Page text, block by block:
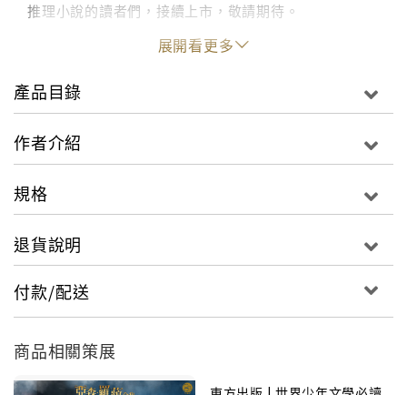
推理小說的讀者們，接續上市，敬請期待。
亞森‧羅蘋是盜賊，也是紳士；風流倜儻卻不輕易被情感
束縛；從不運用武器，卻能完成一樁又一樁的驚奇冒
險；既能體貼弱小，又能嚴懲權貴；能劫富濟貧，也能
新的插圖版型、文字敘述，賦予這些傳奇故事更飛揚的
如同英國人都孰知福爾摩斯一樣，所有的法國人都知道
亞森•羅蘋。他足智多謀、沉著冷靜、倜儻不羈、樂觀
詼諧、玩世不恭的形象和行為，使幾代讀者為之傾倒。
亞森•羅蘋站在剝削階級的對立面，經常身處險境、絕
境，卻每次都能逢凶化吉。人們固然愛他的智慧出眾、
敢於冒險，不過真正得人心的，其實是他的敢於藐視權
展開看更多
產品目錄
作者介紹
規格
退貨說明
付款/配送
商品相關策展